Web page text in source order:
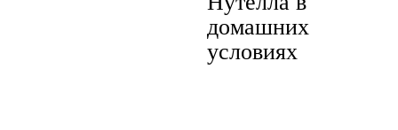
домашних
условиях